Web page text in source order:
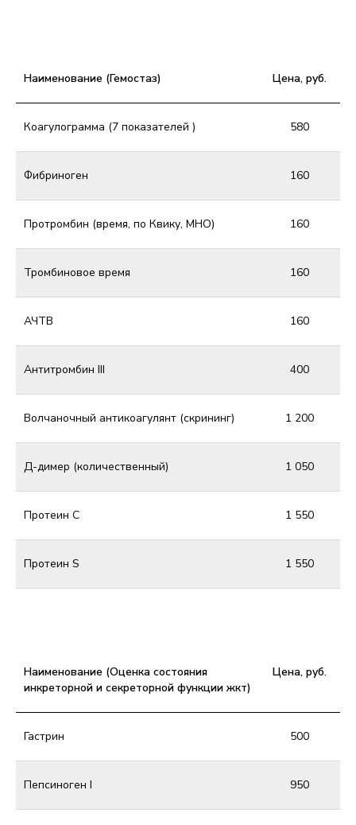
Наименование (Гемостаз) Цена, руб.
Коагулограмма (7 показателей ) 580
Фибриноген 160
Протромбин (время, по Квику, МНО) 160
Тромбиновое время 160
АЧТВ 160
Антитромбин III 400
Волчаночный антикоагулянт (скрининг) 1 200
Д-димер (количественный) 1 050
Протеин С 1 550
Протеин S 1 550
Наименование (Оценка состояния
инкреторной и секреторной функции жкт)
Цена, руб.
Гастрин 500
Пепсиноген I 950